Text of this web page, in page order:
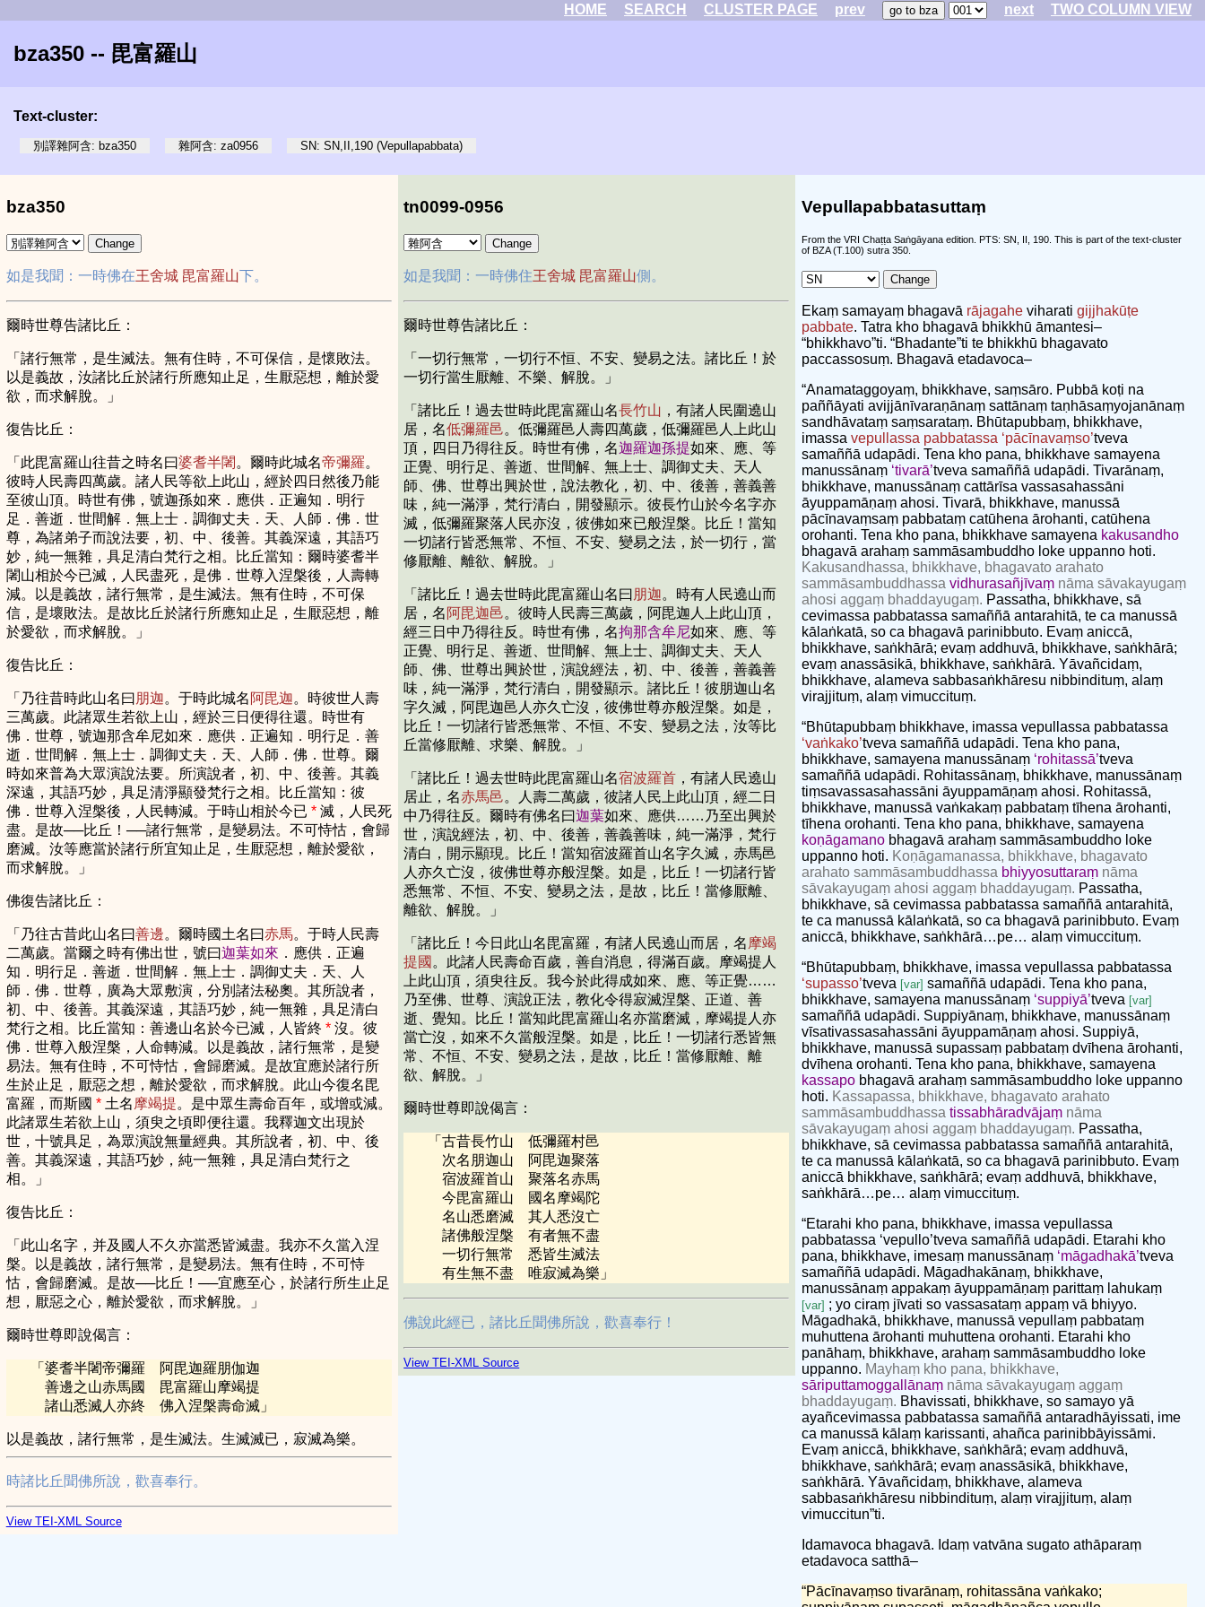
HOME SEARCH CLUSTER PAGE prev next TWO COLUMN VIEW
bza350 -- 毘富羅山
Text-cluster:
別譯雜阿含: bza350 雜阿含: za0956 SN: SN,II,190 (Vepullapabbata)
bza350
如是我聞：一時佛在王舍城 毘富羅山下。
爾時世尊告諸比丘：
「諸行無常，是生滅法。無有住時，不可保信，是懷敗法。
以是義故，汝諸比丘於諸行所應知止足，生厭惡想，離於愛
欲，而求解脫。」
復告比丘：
「此毘富羅山往昔之時名曰婆耆半闍 。爾時此城名帝彌羅。
彼時人民壽四萬歲。諸人民等欲上此山，經於四日然後乃能
至彼山頂。時世有佛，號迦孫如來．應供．正遍知．明行
足．善逝．世間解．無上士．調御丈夫．天、人師．佛．世
尊，為諸弟子而說法要，初、中、後善。其義深遠，其語巧
妙，純一無雜，具足清白梵行之相。比丘當知：爾時婆耆半
闍山相於今已滅，人民盡死，是佛．世尊入涅槃後，人壽轉
減。以是義故，諸行無常，是生滅法。無有住時，不可保
信，是壞敗法。是故比丘於諸行所應知止足，生厭惡想，離
於愛欲，而求解脫。」
復告比丘：
「乃往昔時此山名曰朋迦。于時此城名 阿毘迦。時彼世人壽
三萬歲。此諸眾生若欲上山，經於三日便得往還。時世有
佛．世尊，號迦那含牟尼如來．應供．正遍知．明行足．善
逝．世間解．無上士．調御丈夫．天、人師．佛．世尊。爾
時如來普為大眾演說法要。所演說者，初、中、後善。其義
深遠，其語巧妙，具足清淨顯發梵行之相。比丘當知：彼
佛．世尊入涅槃後，人民轉減。于時山相於今已 * 滅，人民死
盡。是故──比丘！──諸行無常，是變易法。不可恃怙，會歸
磨滅。汝等應當於諸行所宜知止足，生厭惡想，離於愛欲，
而求解脫。」
佛復告諸比丘：
「乃往古昔此山名曰善邊。爾時國土名曰赤馬。于時人民壽
二萬歲。當爾之時有佛出世，號曰迦葉如來 ．應供．正遍
知．明行足．善逝．世間解．無上士．調御丈夫．天、人
師．佛．世尊，廣為大眾敷演，分別諸法秘奧。其所說者，
初、中、後善。其義深遠，其語巧妙，純一無雜，具足清白
梵行之相。比丘當知：善邊山名於今已滅，人皆終 * 沒。彼
佛．世尊入般涅槃，人命轉減。以是義故，諸行無常，是變
易法。無有住時，不可恃怙，會歸磨滅。是故宜應於諸行所
生於止足，厭惡之想，離於愛欲，而求解脫。此山今復名毘
富羅，而斯國 * 土名 摩竭提。是中眾生壽命百年，或增或減。
此諸眾生若欲上山，須臾之頃即便往還。我釋迦文出現於
世，十號具足，為眾演說無量經典。其所說者，初、中、後
善。其義深遠，其語巧妙，純一無雜，具足清白梵行之
相。」
復告比丘：
「此山名字，并及國人不久亦當悉皆滅盡。我亦不久當入涅
槃。以是義故，諸行無常，是變易法。無有住時，不可恃
怙，會歸磨滅。是故──比丘！──宜應至心，於諸行所生止足
想，厭惡之心，離於愛欲，而求解脫。」
爾時世尊即說偈言：
「 婆耆半闍帝彌羅 阿毘迦羅朋伽迦
善邊之山赤馬國 毘富羅山摩竭提
諸山悉滅人亦終 佛入涅槃壽命滅」
以是義故，諸行無常，是生滅法。生滅滅已，寂滅為樂。
時諸比丘聞佛所說，歡喜奉行。
View TEI-XML Source
tn0099-0956
如是我聞：一時佛住王舍城 毘富羅山側。
爾時世尊告諸比丘：
「一切行無常，一切行不恒、不安、變易之法。諸比丘！於
一切行當生厭離、不樂、解脫。」
「諸比丘！過去世時此毘富羅山名長竹山 ，有諸人民圍遶山
居，名低彌羅邑。低彌羅邑人壽四萬歲，低彌羅邑人上此山
頂，四日乃得往反。時世有佛，名迦羅迦孫提如來、應、等
正覺、明行足、善逝、世間解、無上士、調御丈夫、天人
師、佛、世尊出興於世，說法教化，初、中、後善，善義善
味，純一滿淨，梵行清白，開發顯示。彼長竹山於今名字亦
滅，低彌羅聚落人民亦沒，彼佛如來已般涅槃。比丘！當知
一切諸行皆悉無常、不恒、不安、變易之法，於一切行，當
修厭離、離欲、解脫。」
「諸比丘！過去世時此毘富羅山名曰朋迦。時有人民遶山而
居，名 阿毘迦邑。彼時人民壽三萬歲，阿毘迦人上此山頂，
經三日中乃得往反。時世有佛，名拘那含牟尼如來、應、等
正覺、明行足、善逝、世間解、無上士、調御丈夫、天人
師、佛、世尊出興於世，演說經法，初、中、後善，善義善
味，純一滿淨，梵行清白，開發顯示。諸比丘！彼朋迦山名
字久滅，阿毘迦邑人亦久亡沒，彼佛世尊亦般涅槃。如是，
比丘！一切諸行皆悉無常、不恒、不安、變易之法，汝等比
丘當修厭離、求樂、解脫。」
「諸比丘！過去世時此毘富羅山名宿波羅首 ，有諸人民遶山
居止，名赤馬邑。人壽二萬歲，彼諸人民上此山頂，經二日
中乃得往反。爾時有佛名曰迦葉如來、應供……乃至出興於
世，演說經法，初、中、後善，善義善味，純一滿淨，梵行
清白，開示顯現。比丘！當知宿波羅首山名字久滅，赤馬邑
人亦久亡沒，彼佛世尊亦般涅槃。如是，比丘！一切諸行皆
悉無常、不恒、不安、變易之法，是故，比丘！當修厭離、
離欲、解脫。」
「諸比丘！今日此山名毘富羅，有諸人民遶山而居，名 摩竭
提國 。此諸人民壽命百歲，善自消息，得滿百歲。摩竭提人
上此山頂，須臾往反。我今於此得成如來、應、等正覺……
乃至佛、世尊、演說正法，教化令得寂滅涅槃、正道、善
逝、覺知。比丘！當知此毘富羅山名亦當磨滅，摩竭提人亦
當亡沒，如來不久當般涅槃。如是，比丘！一切諸行悉皆無
常、不恒、不安、變易之法，是故，比丘！當修厭離、離
欲、解脫。」
爾時世尊即說偈言：
「古昔長竹山 低彌羅村邑
次名朋迦山 阿毘迦聚落
宿波羅首山 聚落名赤馬
今毘富羅山 國名摩竭陀
名山悉磨滅 其人悉沒亡
諸佛般涅槃 有者無不盡
一切行無常 悉皆生滅法
有生無不盡 唯寂滅為樂 」
佛說此經已，諸比丘聞佛所說，歡喜奉行！
View TEI-XML Source
Vepullapabbatasuttaṃ
From the VRI Chaṭṭa Saṅgāyana edition. PTS: SN, II, 190. This is part of the text-cluster
of BZA (T.100) sutra 350.
Ekaṃ samayaṃ bhagavā rājagaheviharati gijjhakūṭe
pabbate. Tatra kho bhagavā bhikkhū āmantesi–
“bhikkhavo”ti. “Bhadante”ti te bhikkhū bhagavato
paccassosuṃ. Bhagavā etadavoca–
“Anamataggoyaṃ, bhikkhave, saṃsāro. Pubbā koṭi na
paññāyati avijjānīvaraṇānaṃ sattānaṃ taṇhāsaṃyojanānaṃ
sandhāvataṃ saṃsarataṃ. Bhūtapubbaṃ, bhikkhave,
imassa vepullassa pabbatassa ‘pācīnavaṃso’tveva
samaññā udapādi. Tena kho pana, bhikkhave samayena
manussānaṃ ‘tivarā’tveva samaññā udapādi. Tivarānaṃ,
bhikkhave, manussānaṃ cattārīsa vassasahassāni
āyuppamāṇaṃ ahosi. Tivarā, bhikkhave, manussā
pācīnavaṃsaṃ pabbataṃ catūhena ārohanti, catūhena
orohanti. Tena kho pana, bhikkhave samayena kakusandho
bhagavā arahaṃ sammāsambuddho loke uppanno hoti.
Kakusandhassa, bhikkhave, bhagavato arahato
sammāsambuddhassa vidhurasañjīvaṃnāma sāvakayugaṃ
ahosi aggaṃ bhaddayugaṃ. Passatha, bhikkhave, sā
cevimassa pabbatassa samaññā antarahitā, te ca manussā
kālaṅkatā, so ca bhagavā parinibbuto. Evaṃ aniccā,
bhikkhave, saṅkhārā; evaṃ addhuvā, bhikkhave, saṅkhārā;
evaṃ anassāsikā, bhikkhave, saṅkhārā. Yāvañcidaṃ,
bhikkhave, alameva sabbasaṅkhāresu nibbindituṃ, alaṃ
virajjituṃ, alaṃ vimuccituṃ.
“Bhūtapubbaṃ bhikkhave, imassa vepullassa pabbatassa
‘vaṅkako’tveva samaññā udapādi. Tena kho pana,
bhikkhave, samayena manussānaṃ ‘rohitassā’tveva
samaññā udapādi. Rohitassānaṃ, bhikkhave, manussānaṃ
tiṃsavassasahassāni āyuppamāṇaṃ ahosi. Rohitassā,
bhikkhave, manussā vaṅkakaṃ pabbataṃ tīhena ārohanti,
tīhena orohanti. Tena kho pana, bhikkhave, samayena
koṇāgamanobhagavā arahaṃ sammāsambuddho loke
uppanno hoti. Koṇāgamanassa, bhikkhave, bhagavato
arahato sammāsambuddhassa bhiyyosuttaraṃnāma
sāvakayugaṃ ahosi aggaṃ bhaddayugaṃ. Passatha,
bhikkhave, sā cevimassa pabbatassa samaññā antarahitā,
te ca manussā kālaṅkatā, so ca bhagavā parinibbuto. Evaṃ
aniccā, bhikkhave, saṅkhārā…pe… alaṃ vimuccituṃ.
“Bhūtapubbaṃ, bhikkhave, imassa vepullassa pabbatassa
‘supasso’tveva [var] samaññā udapādi. Tena kho pana,
bhikkhave, samayena manussānaṃ ‘suppiyā’tveva [var]
samaññā udapādi. Suppiyānaṃ, bhikkhave, manussānaṃ
vīsativassasahassāni āyuppamāṇaṃ ahosi. Suppiyā,
bhikkhave, manussā supassaṃ pabbataṃ dvīhena ārohanti,
dvīhena orohanti. Tena kho pana, bhikkhave, samayena
kassapobhagavā arahaṃ sammāsambuddho loke uppanno
hoti. Kassapassa, bhikkhave, bhagavato arahato
sammāsambuddhassa tissabhāradvājaṃnāma
sāvakayugaṃ ahosi aggaṃ bhaddayugaṃ. Passatha,
bhikkhave, sā cevimassa pabbatassa samaññā antarahitā,
te ca manussā kālaṅkatā, so ca bhagavā parinibbuto. Evaṃ
aniccā bhikkhave, saṅkhārā; evaṃ addhuvā, bhikkhave,
saṅkhārā…pe… alaṃ vimuccituṃ.
“Etarahi kho pana, bhikkhave, imassa vepullassa
pabbatassa ‘vepullo’tveva samaññā udapādi. Etarahi kho
pana, bhikkhave, imesaṃ manussānaṃ ‘māgadhakā’tveva
samaññā udapādi. Māgadhakānaṃ, bhikkhave,
manussānaṃ appakaṃ āyuppamāṇaṃ parittaṃ lahukaṃ
[var] ; yo ciraṃ jīvati so vassasataṃ appaṃ vā bhiyyo.
Māgadhakā, bhikkhave, manussā vepullaṃ pabbataṃ
muhuttena ārohanti muhuttena orohanti. Etarahi kho
panāhaṃ, bhikkhave, arahaṃ sammāsambuddho loke
uppanno. Mayhaṃ kho pana, bhikkhave,
sāriputtamoggallānaṃnāma sāvakayugaṃ aggaṃ
bhaddayugaṃ. Bhavissati, bhikkhave, so samayo yā
ayañcevimassa pabbatassa samaññā antaradhāyissati, ime
ca manussā kālaṃ karissanti, ahañca parinibbāyissāmi.
Evaṃ aniccā, bhikkhave, saṅkhārā; evaṃ addhuvā,
bhikkhave, saṅkhārā; evaṃ anassāsikā, bhikkhave,
saṅkhārā. Yāvañcidaṃ, bhikkhave, alameva
sabbasaṅkhāresu nibbindituṃ, alaṃ virajjituṃ, alaṃ
vimuccitun”ti.
Idamavoca bhagavā. Idaṃ vatvāna sugato athāparaṃ
etadavoca satthā–
“Pācīnavaṃso tivarānaṃ, rohitassāna vaṅkako;